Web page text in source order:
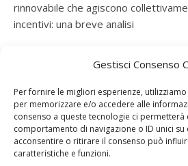
Gestisci Consenso
Per fornire le migliori esperienze,
per memorizzare e/o accedere alle
consenso a queste tecnologie ci
comportamento di navigazione o ID unici su
acconsentire o ritirare il consenso può
caratteristiche e funzioni.
rinnovabile che agiscono
incentivi: una breve analisi
rinnovabile che agiscono
ramatogelsuGruppo di
rinnovabile che agiscono
incentivi: una breve analisi